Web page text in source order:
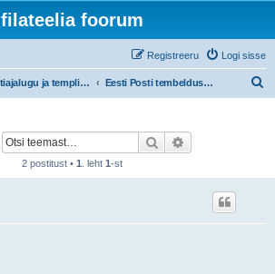
filateelia foorum
Logi sisse
Registreeru
Postiajalugu ja templijäljendite kogumine Eesti Posti tembeldusmasinate templid alates 1991
Otsi
2 postitust • 1 . leht 1-st